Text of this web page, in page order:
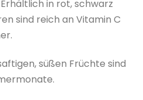
in rot, schwarz
sind reich an Vitamin C
süßen Früchte sind